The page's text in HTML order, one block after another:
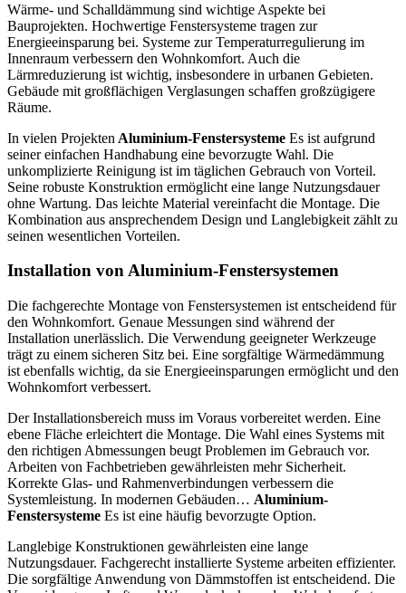
Wärme- und Schalldämmung sind wichtige Aspekte bei
Bauprojekten. Hochwertige Fenstersysteme tragen zur
Energieeinsparung bei. Systeme zur Temperaturregulierung im
Innenraum verbessern den Wohnkomfort. Auch die
Lärmreduzierung ist wichtig, insbesondere in urbanen Gebieten.
Gebäude mit großflächigen Verglasungen schaffen großzügigere
Räume.
In vielen Projekten Aluminium-Fenstersysteme Es ist aufgrund
seiner einfachen Handhabung eine bevorzugte Wahl. Die
unkomplizierte Reinigung ist im täglichen Gebrauch von Vorteil.
Seine robuste Konstruktion ermöglicht eine lange Nutzungsdauer
ohne Wartung. Das leichte Material vereinfacht die Montage. Die
Kombination aus ansprechendem Design und Langlebigkeit zählt zu
seinen wesentlichen Vorteilen.
Installation von Aluminium-Fenstersystemen
Die fachgerechte Montage von Fenstersystemen ist entscheidend für
den Wohnkomfort. Genaue Messungen sind während der
Installation unerlässlich. Die Verwendung geeigneter Werkzeuge
trägt zu einem sicheren Sitz bei. Eine sorgfältige Wärmedämmung
ist ebenfalls wichtig, da sie Energieeinsparungen ermöglicht und den
Wohnkomfort verbessert.
Der Installationsbereich muss im Voraus vorbereitet werden. Eine
ebene Fläche erleichtert die Montage. Die Wahl eines Systems mit
den richtigen Abmessungen beugt Problemen im Gebrauch vor.
Arbeiten von Fachbetrieben gewährleisten mehr Sicherheit.
Korrekte Glas- und Rahmenverbindungen verbessern die
Systemleistung. In modernen Gebäuden… Aluminium-
Fenstersysteme Es ist eine häufig bevorzugte Option.
Langlebige Konstruktionen gewährleisten eine lange
Nutzungsdauer. Fachgerecht installierte Systeme arbeiten effizienter.
Die sorgfältige Anwendung von Dämmstoffen ist entscheidend. Die